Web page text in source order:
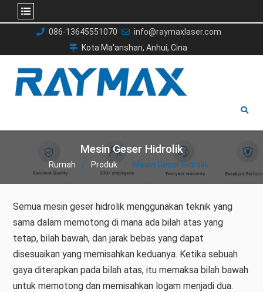
086-13645551070
info@raymaxlaser.com
Kota Ma'anshan, Anhui, Cina
Mesin Geser Hidrolik
Rumah Produk Mesin Geser Hidrolik
Semua mesin geser hidrolik menggunakan teknik yang
sama dalam memotong di mana ada bilah atas yang
tetap, bilah bawah, dan jarak bebas yang dapat
disesuaikan yang memisahkan keduanya. Ketika sebuah
gaya diterapkan pada bilah atas, itu memaksa bilah bawah
untuk memotong dan memisahkan logam menjadi dua.